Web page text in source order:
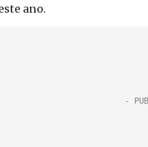
ano.